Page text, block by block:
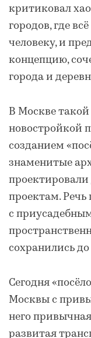
критиковал
городов, где
человеку, и
концепцию,
города и
В Москве
новостройкой
созданием
знаменитые
проектам.
с
сохранились
Сегодня
Москвы с
него
развитая